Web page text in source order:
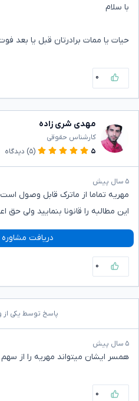
با سلام
حیات یا ممات برادرتان قبل یا بعد
۰
مهدی شری زاده
کارشناس حقوقی
۵
(۵) دیدگاه
۵ سال پیش
مهریه تماما از ماترک قابل وصول
این مطالبه را قانونا بنمایید ولی حق
دریافت مشاوره
۰
پاسخ توسط یکی از
۵ سال پیش
همسر ایشان میتواند مهریه را از سهم
۰